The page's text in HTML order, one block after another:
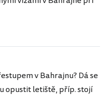
v Bahrajnu? Dá se
opustit letiště, příp. stojí